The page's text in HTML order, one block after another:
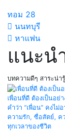
ทอม 28
นนทบุรี
หาแฟน
แนะน
บทความดีๆ สาระน่า
เพื่อนที่ดี ต้องเป็นอย่า
คำว่า “เพื่อน” คงไม่
ความรัก, ซื่อสัตย์, ค
ทุกเวลาของชีวิต